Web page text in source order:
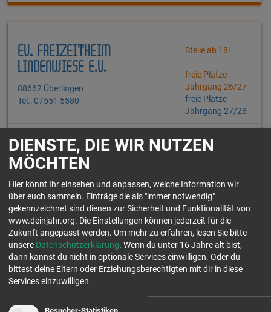
EV. FREIZEITHEIM
LINDENWIESE E.V.
88662 Überlingen
Tel.: 07551 5580
Stelle ab 18!
freie Plätze
Jahrgang 26/27
freie Plätze
Jahrgang 27/28
Wir sind ein christliches Gästehaus und beherbergen verschiedene
Gruppen (bis 100 Personen), wie Gemeindefreizeiten, Schulklassen, FSJ-
Seminare u...
CROSSING!-TEAM DER
DIAKONIE GEMEINSCHAFT
PUSCHENDORF
90617 Puschendorf
freie Plätze
Jahrgang 26/27
DIENSTE, DIE WIR NUTZEN
MÖCHTEN
Hier könnt Ihr einsehen und anpassen, welche Information wir
über euch sammeln. Einträge die als "immer notwendig"
gekennzeichnet sind dienen zur Sicherheit und Funktionalität von
www.deinjahr.org. Die Einstellungen können jederzeit für die
Zukunft angepasst werden. Um mehr zu erfahren, lesen Sie bitte
unsere Datenschutzerklärung. Wenn du unter 16 Jahre alt bist,
dann kannst du nicht in optionale Services einwilligen. Oder du
bittest deine Eltern oder Erziehungsberechtigten mit dir in diese
Services einzuwilligen.